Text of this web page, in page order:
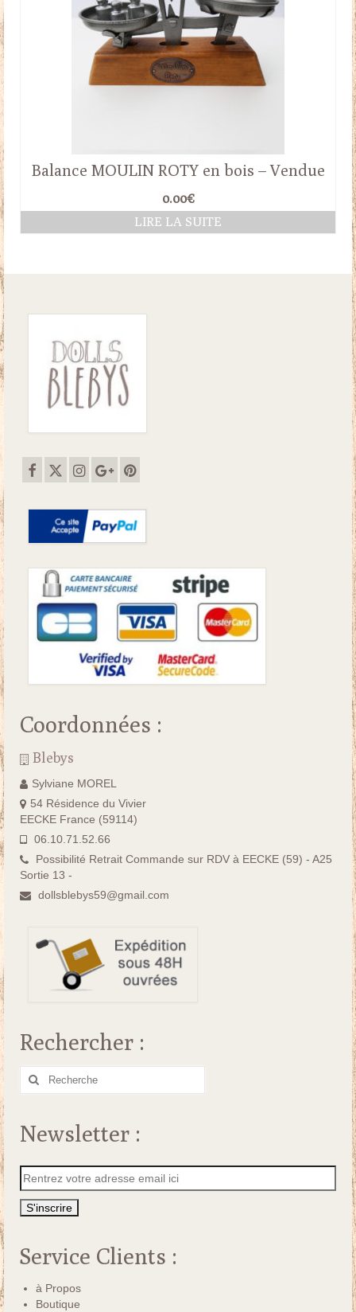
Balance MOULIN ROTY en bois – Vendue
0.00€
LIRE LA SUITE
Coordonnées :
Blebys
Sylviane MOREL
54 Résidence du Vivier
EECKE France (59114)
06.10.71.52.66
Possibilité Retrait Commande sur RDV à EECKE (59) - A25
Sortie 13 -
dollsblebys59@gmail.com
Rechercher :
Rechercher
Newsletter :
Service Clients :
à Propos
Boutique